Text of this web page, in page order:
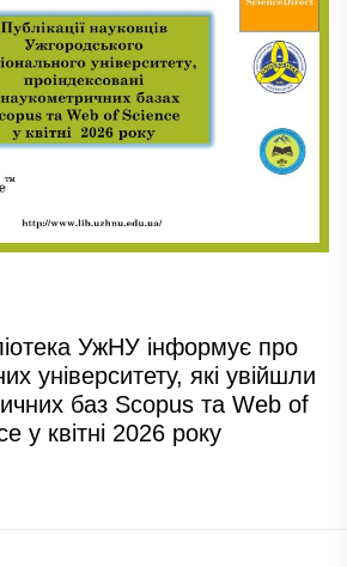
УжНУ інформує про
університету, які увійшли
баз Scopus та Web of
у квітні 2026 року